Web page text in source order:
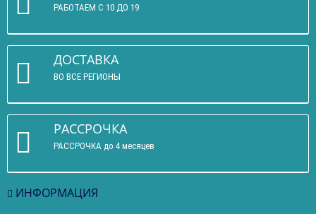
РАБОТАЕМ С 10 ДО 19
ДОСТАВКА
ВО ВСЕ РЕГИОНЫ
РАССРОЧКА
РАССРОЧКА до 4 месяцев
ИНФОРМАЦИЯ